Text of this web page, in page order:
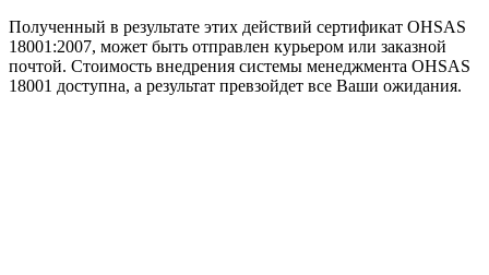
Полученный в результате этих действий сертификат OHSAS
18001:2007, может быть отправлен курьером или заказной
почтой. Стоимость внедрения системы менеджмента OHSAS
18001 доступна, а результат превзойдет все Ваши ожидания.